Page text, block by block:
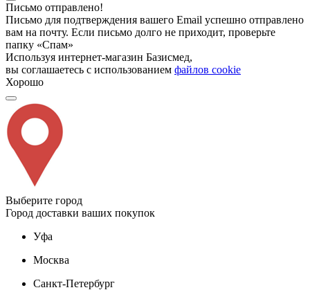
Письмо отправлено!
Письмо для подтверждения вашего Email успешно отправлено
вам на почту. Если письмо долго не приходит, проверьте
папку «Спам»
Используя интернет-магазин Базисмед,
вы соглашаетесь с использованием файлов cookie
Хорошо
Выберите город
Город доставки ваших покупок
Уфа
Москва
Санкт-Петербург